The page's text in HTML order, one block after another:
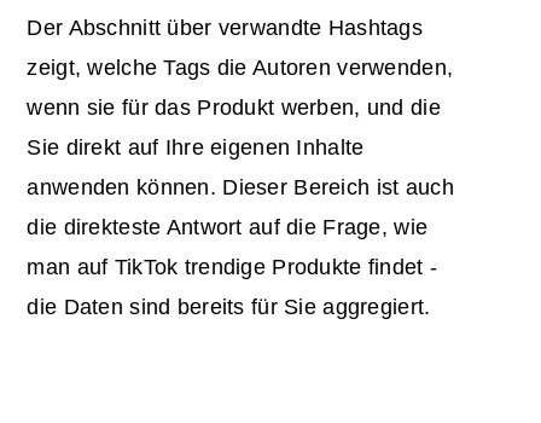
Der Abschnitt über verwandte Hashtags
zeigt, welche Tags die Autoren verwenden,
wenn sie für das Produkt werben, und die
Sie direkt auf Ihre eigenen Inhalte
anwenden können. Dieser Bereich ist auch
die direkteste Antwort auf die Frage, wie
man auf TikTok trendige Produkte findet -
die Daten sind bereits für Sie aggregiert.